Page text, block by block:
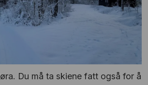
Du må ta skiene fatt også for å